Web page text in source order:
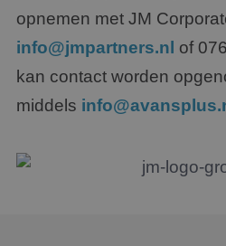
opnemen met JM
info@jmpartners.nl of
kan contact worden
middels